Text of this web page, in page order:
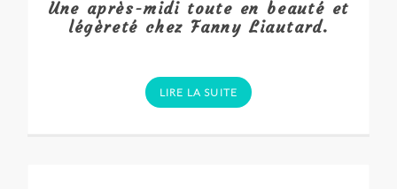
Une après-midi toute en beauté et
légèreté chez Fanny Liautard.
LIRE LA SUITE